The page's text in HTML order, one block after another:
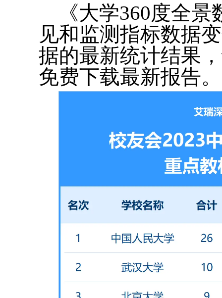
《大学360度全
见和监测指标数据
据的最新统计结果
免费下载最新报告。